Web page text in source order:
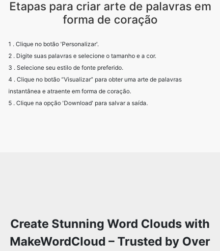
Etapas para criar arte de palavras em
forma de coração
1 . Clique no botão 'Personalizar'.
2 . Digite suas palavras e selecione o tamanho e a cor.
3 . Selecione seu estilo de fonte preferido.
4 . Clique no botão “Visualizar” para obter uma arte de palavras
instantânea e atraente em forma de coração.
5 . Clique na opção 'Download' para salvar a saída.
Create Stunning Word Clouds with
MakeWordCloud – Trusted by Over